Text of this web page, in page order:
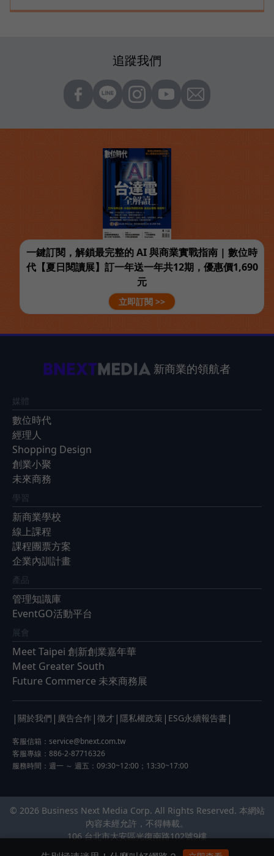
追蹤我們
一鍵訂閱，解鎖最完整的 AI 與商業實戰指南 | 數位時
代【夏日閱讀展】訂一年送一年共12期，優惠價1,690
元
立即訂閱 >>
新商業的領航者
媒體
數位時代
經理人
Shopping Design
創業小聚
未來商務
學習
新商業學校
線上課程
課程團票方案
企業內訓計畫
產品
管理知識庫
EventGO活動平台
展會
Meet Taipei 創新創業嘉年華
Meet Greater South
Future Commerce 未來商務展
| 關於我們 | 廣告合作 | 徵才 | 隱私權政策 | ESG永續報告書 |
客服信箱： service@bnext.com.tw
客服專線：886-2-87716326
服務時間：週一 ～ 週五：09:30~12:00；13:30~17:00
© 2026 Business Next Media Corp. All Rights Reserved. 本網站
內容未經允許，不得轉載。
106 台北市大安區光復南路102號9樓